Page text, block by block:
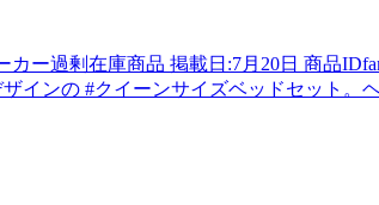
カー過剰在庫商品 掲載日:7月20日 商品ID
インの #クイーンサイズベッドセット。